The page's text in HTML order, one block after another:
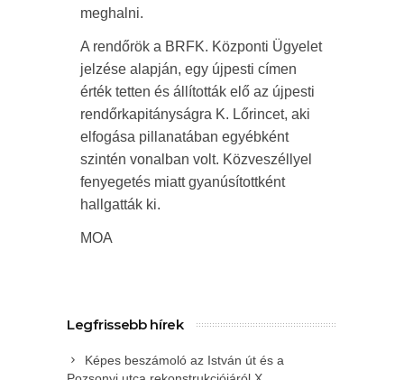
meghalni.
A rendőrök a BRFK. Központi Ügyelet
jelzése alapján, egy újpesti címen
érték tetten és állították elő az újpesti
rendőrkapitányságra K. Lőrincet, aki
elfogása pillanatában egyébként
szintén vonalban volt. Közveszéllyel
fenyegetés miatt gyanúsítottként
hallgatták ki.
MOA
Legfrissebb hírek
Képes beszámoló az István út és a